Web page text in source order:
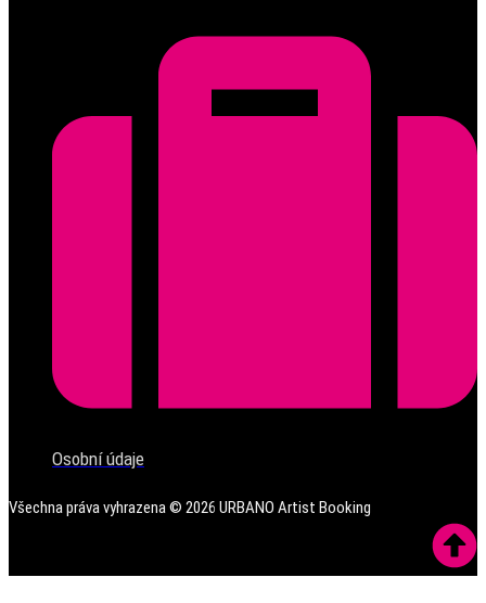
Osobní údaje
Všechna práva vyhrazena © 2026 URBANO Artist Booking